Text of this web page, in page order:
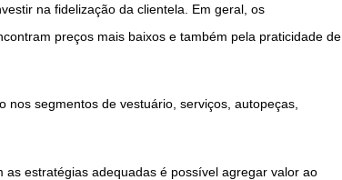
na fidelização da clientela. Em geral, os
preços mais baixos e também pela praticidade de
segmentos de vestuário, serviços, autopeças,
estratégias adequadas é possível agregar valor ao